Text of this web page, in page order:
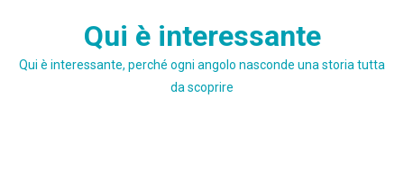
Qui è interessante
Qui è interessante, perché ogni angolo nasconde una storia tutta
da scoprire